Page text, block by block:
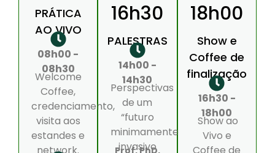
PRÁTICA
AO VIVO
08h00 -
08h30
Welcome
Coffee,
credenciamento,
visita aos
estandes e
network.
16h30
PALESTRAS
14h00 -
14h30
Perspectivas
de um
“futuro
minimamente
invasivo
18h00
Show e
Coffee de
finalização
16h30 -
18h00
Show ao
Vivo e
Coffee de